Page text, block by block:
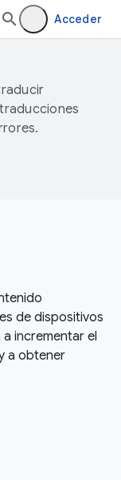
Acceder
de dispositivos
incrementar el
a obtener